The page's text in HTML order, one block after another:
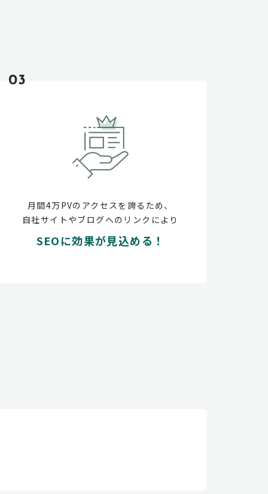
03
月間4万PVのアクセスを誇るため、
自社サイトやブログへのリンクにより
SEOに効果が見込める！